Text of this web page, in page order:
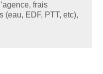
frais
(eau, EDF, PTT, etc),